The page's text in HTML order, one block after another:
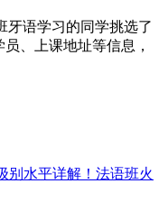
牙语学习的同学挑选了
、上课地址等信息，
别水平详解！法语班火